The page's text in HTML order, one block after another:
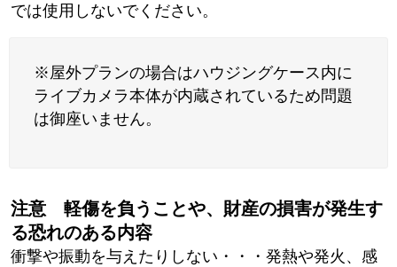
では使用しないでください。
※屋外プランの場合はハウジングケース内に
ライブカメラ本体が内蔵されているため問題
は御座いません。
注意 軽傷を負うことや、財産の損害が発生す
る恐れのある内容
衝撃や振動を与えたりしない・・・発熱や発火、感